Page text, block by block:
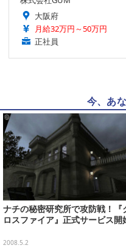
大阪府
月給32万円～50万円
正社員
今、あ
ナチの秘密研究所で攻防戦！『
ロスファイア』正式サービス開
2008.5.2